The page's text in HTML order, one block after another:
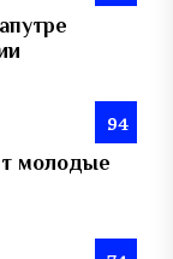
94
молодые